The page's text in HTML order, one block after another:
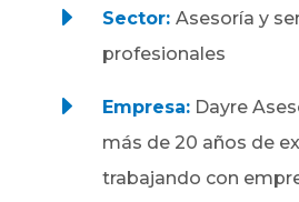
E Sector: Asesoría y
profesionales
E Empresa:Dayre
más de 20 años de
trabajando con